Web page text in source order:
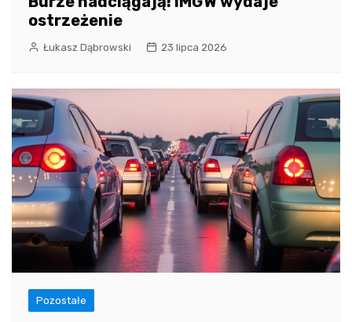
ostrzeżenie
Łukasz Dąbrowski 23 lipca 2026
Pozostałe